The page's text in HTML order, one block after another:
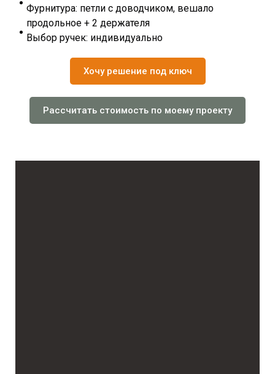
Фурнитура: петли с доводчиком, вешало
продольное + 2 держателя
Выбор ручек: индивидуально
Хочу решение под ключ
Рассчитать стоимость по моему проекту